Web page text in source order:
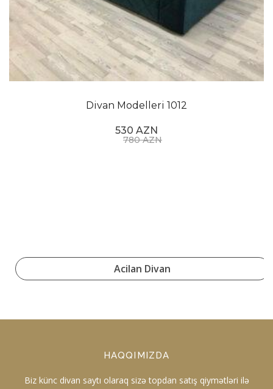
Divan Modelleri 1012
530 AZN
780 AZN
Acilan Divan
HAQQIMIZDA
Biz künc divan saytı olaraq sizə topdan satış qiymətləri ilə